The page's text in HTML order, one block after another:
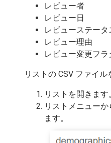
レビュー者
レビュー日
レビューステータ
レビュー理由
レビュー変更フラ
リストの CSV ファイル
リストを開きます
リストメニューか
ます。